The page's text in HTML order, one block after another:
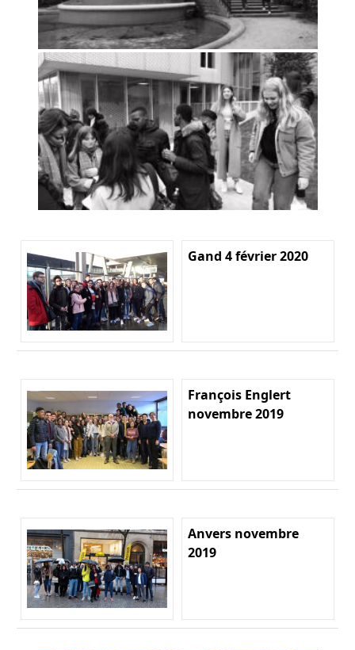
Gand 4 février 2020
François Englert
novembre 2019
Anvers novembre
2019